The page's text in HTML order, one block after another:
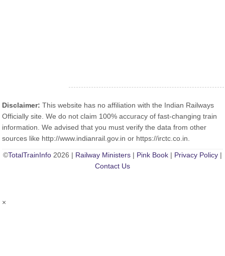
Disclaimer: This website has no affiliation with the Indian Railways
Officially site. We do not claim 100% accuracy of fast-changing train
information. We advised that you must verify the data from other
sources like http://www.indianrail.gov.in or https://irctc.co.in.
©TotalTrainInfo 2026 | Railway Ministers | Pink Book | Privacy Policy |
Contact Us
×